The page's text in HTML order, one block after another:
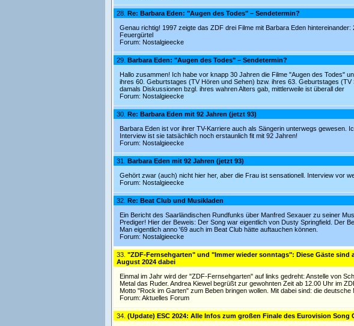
28. Re: Barbara Eden: "Augen des Todes" – Sendetermin?
Genau richtig! 1997 zeigte das ZDF drei Filme mit Barbara Eden
Feuergürtel
Forum: Nostalgieecke
29. Barbara Eden: "Augen des Todes" – Sendetermin?
Hallo zusammen! Ich habe vor knapp 30 Jahren die Filme "Augen des Todes"
ihres 60. Geburtstages (TV Hören und Sehen) bzw. ihres 63. Geburtstages
damals Diskussionen bzgl. ihres wahren Alters gab, mittlerweile ist überall der
Forum: Nostalgieecke
30. Re: Barbara Eden mit 92 Jahren (jetzt 93)
Barbara Eden ist vor ihrer TV-Karriere auch als Sängerin unterwegs gewesen.
Interview ist sie tatsächlich noch erstaunlich fit mit 92 Jahren!
Forum: Nostalgieecke
31. Barbara Eden mit 92 Jahren (jetzt 93)
Gehört zwar (auch) nicht hier her, aber die Frau ist sensationell. Interview vor
Forum: Nostalgieecke
32. Re: Beat Club und Musikladen
Ein Bericht des Saarländischen Rundfunks über Manfred Sexauer zu seiner
Prediger! Hier der Beweis: Der Song war eigentlich von Dusty Springfield. Der
Man eigentlich anno '69 auch im Beat Club hätte auftauchen können.
Forum: Nostalgieecke
33. "ZDF-Fernsehgarten" und "Immer wieder sonntags": Diese Gäste sind
August 2024 dabei
Einmal im Jahr wird der "ZDF-Fernsehgarten" auf links gedreht: Anstelle von
Metal das Ruder. Andrea Kiewel begrüßt zur gewohnten Zeit ab 12.00 Uhr im
Motto "Rock im Garten" zum Beben bringen wollen. Mit dabei sind: die deutsche
Forum: Aktuelles Forum
34. (Update) ESC 2024: Alle Infos zum großen Finale des Eurovision Song